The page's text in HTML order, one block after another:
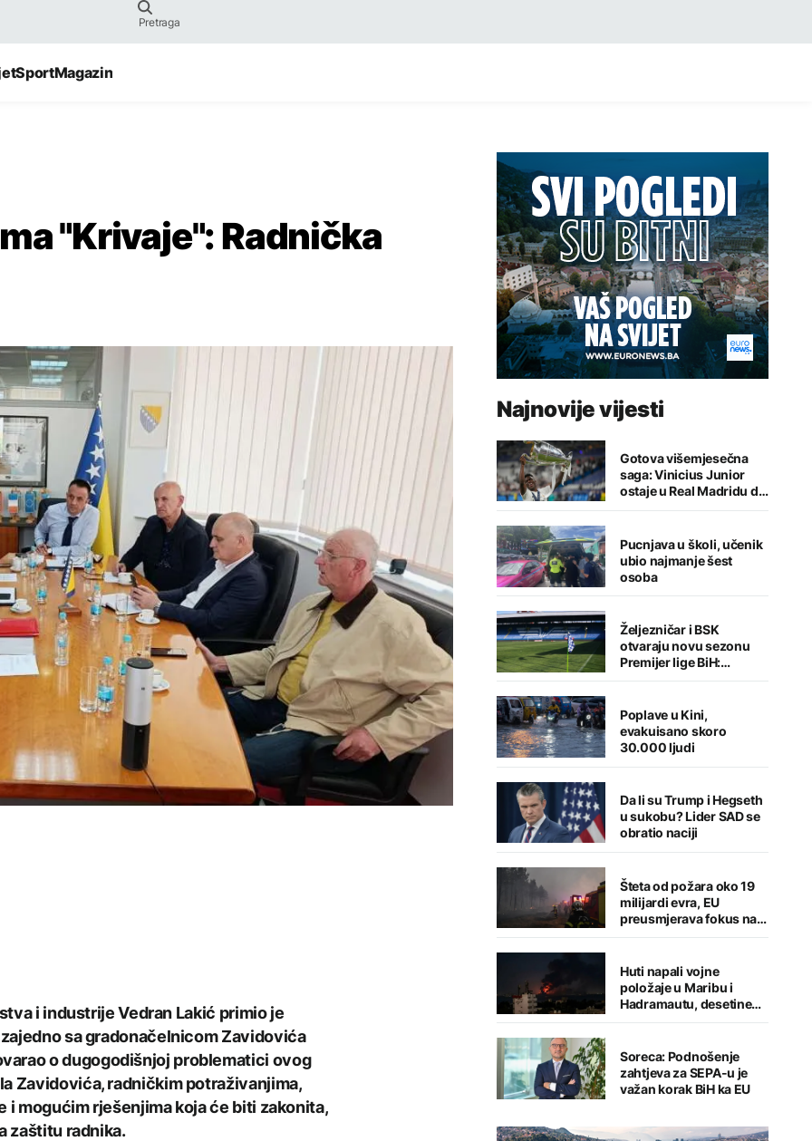
SportMagazin
"Krivaje": Radnička
i industrije Vedran Lakić primio je
sa gradonačelnicom Zavidovića
o dugogodišnjoj problematici ovog
Zavidovića, radničkim potraživanjima,
i mogućim rješenjima koja će biti zakonita,
zaštitu radnika.
Najnovije vijesti
Gotova višemjesečna
saga: Vinicius Junior
ostaje u Real Madridu do
2032. godine
Pucnjava u školi, učenik
ubio najmanje šest
osoba
Željezničar i BSK
otvaraju novu sezonu
Premijer lige BiH:
Sarajlije u problemima,
Poplave u Kini,
evakuisano skoro
30.000 ljudi
Da li su Trump i Hegseth
u sukobu? Lider SAD se
obratio naciji
Šteta od požara oko 19
milijardi evra, EU
preusmjerava fokus na
prevenciju
Huti napali vojne
položaje u Maribu i
Hadramautu, desetine
stradalih
Soreca: Podnošenje
zahtjeva za SEPA-u je
važan korak BiH ka EU